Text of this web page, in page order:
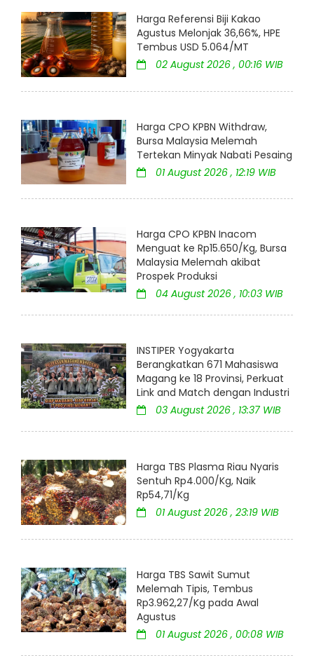
Harga Referensi Biji Kakao
Agustus Melonjak 36,66%, HPE
Tembus USD 5.064/MT
02 August 2026 , 00:16 WIB
Harga CPO KPBN Withdraw,
Bursa Malaysia Melemah
Tertekan Minyak Nabati Pesaing
01 August 2026 , 12:19 WIB
Harga CPO KPBN Inacom
Menguat ke Rp15.650/Kg, Bursa
Malaysia Melemah akibat
Prospek Produksi
04 August 2026 , 10:03 WIB
INSTIPER Yogyakarta
Berangkatkan 671 Mahasiswa
Magang ke 18 Provinsi, Perkuat
Link and Match dengan Industri
03 August 2026 , 13:37 WIB
Harga TBS Plasma Riau Nyaris
Sentuh Rp4.000/Kg, Naik
Rp54,71/Kg
01 August 2026 , 23:19 WIB
Harga TBS Sawit Sumut
Melemah Tipis, Tembus
Rp3.962,27/Kg pada Awal
Agustus
01 August 2026 , 00:08 WIB